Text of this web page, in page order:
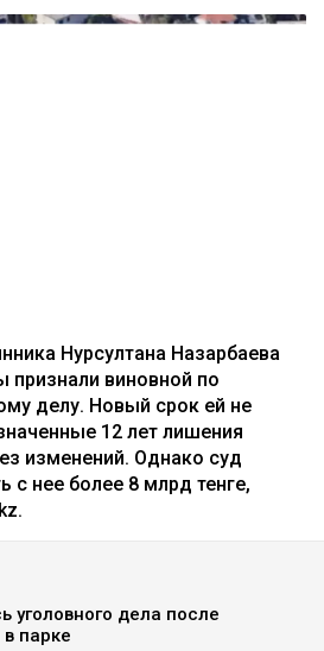
Нурсултана Назарбаева
признали виновной по
делу. Новый срок ей не
12 лет лишения
изменений. Однако суд
с нее более 8 млрд тенге,
уголовного дела после
парке